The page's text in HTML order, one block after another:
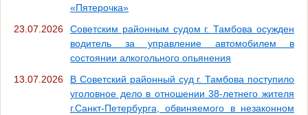
«Пятерочка»
23.07.2026
Советским районным судом г. Тамбова осужден
водитель за управление автомобилем в
состоянии алкогольного опьянения
13.07.2026
В Советский районный суд г. Тамбова поступило
уголовное дело в отношении 38-летнего жителя
г.Санкт-Петербурга, обвиняемого в незаконном